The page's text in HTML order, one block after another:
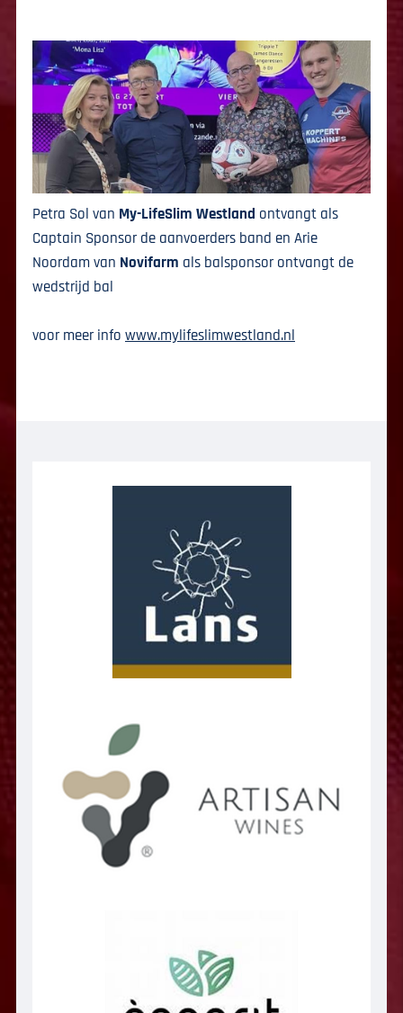
Petra Sol van My-LifeSlim Westland ontvangt als
Captain Sponsor de aanvoerders band en Arie
Noordam van Novifarm als balsponsor ontvangt de
wedstrijd bal
voor meer info www.mylifeslimwestland.nl